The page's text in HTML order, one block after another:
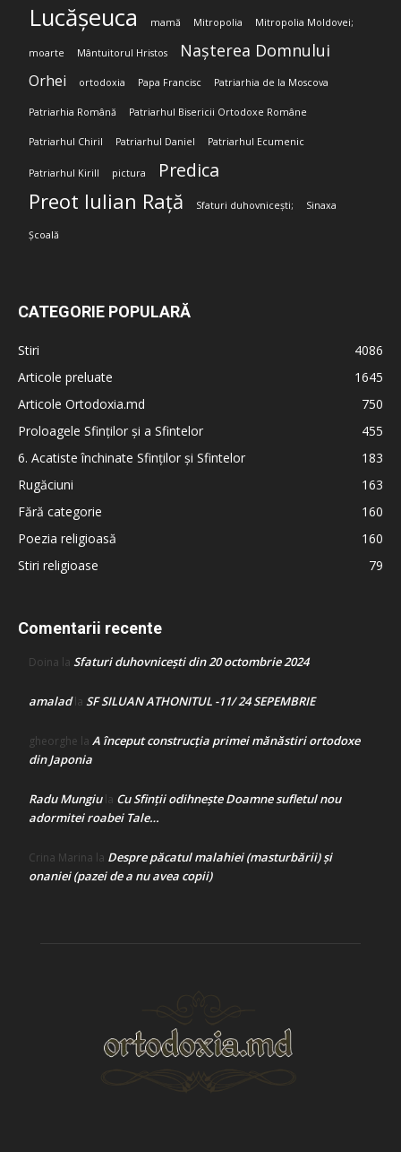
Lucășeuca mamă Mitropolia Mitropolia Moldovei;
moarte Mântuitorul Hristos Nașterea Domnului
Orhei ortodoxia Papa Francisc Patriarhia de la Moscova
Patriarhia Română Patriarhul Bisericii Ortodoxe Române
Patriarhul Chiril Patriarhul Daniel Patriarhul Ecumenic
Patriarhul Kirill pictura Predica
Preot Iulian Rață Sfaturi duhovnicești; Sinaxa
Școală
CATEGORIE POPULARĂ
Stiri
4086
Articole preluate
1645
Articole Ortodoxia.md
750
Proloagele Sfinților și a Sfintelor
455
6. Acatiste închinate Sfinților și Sfintelor
183
Rugăciuni
163
Fără categorie
160
Poezia religioasă
160
Stiri religioase
79
Comentarii recente
Doina la Sfaturi duhovnicești din 20 octombrie 2024
amaladla SF SILUAN ATHONITUL -11/ 24 SEPEMBRIE
gheorghe la A început construcţia primei mănăstiri ortodoxe
din Japonia
Radu Mungiula Cu Sfinții odihnește Doamne sufletul nou
adormitei roabei Tale…
Crina Marina la Despre păcatul malahiei (masturbării) şi
onaniei (pazei de a nu avea copii)